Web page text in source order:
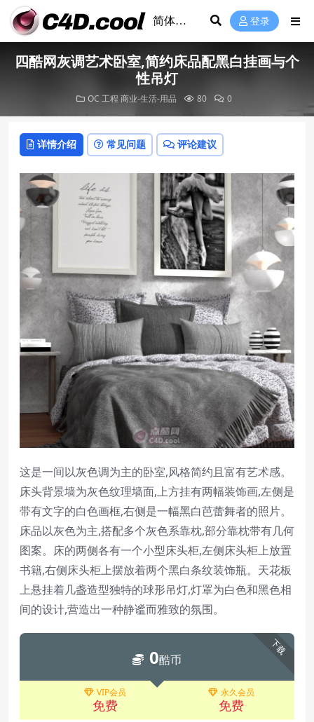
登录
四酷网灰调艺术卧室,简约床品配黑白挂画与个
性吊灯
OC 工程 商业-生活-用品 80 0
详情介绍 常见问题 评论建议
这是一间以灰色调为主的卧室,风格简约且富有艺术感。
床头背景墙为灰色纹理墙面,上方挂有两幅装饰画,左侧是
带有文字的白色画框,右侧是一幅黑白芭蕾舞者的照片。
床品以灰色为主,搭配多个灰色系靠枕,部分靠枕带有几何
图案。床的两侧各有一个小型床头柜,左侧床头柜上放置
书籍,右侧床头柜上摆放着两个黑白条纹装饰瓶。天花板
上悬挂着几盏造型独特的球形吊灯,灯罩为白色和黑色相
间的设计,营造出一种静谧而雅致的氛围。
下载
0酷币
VIP会员
免费
永久会员
免费